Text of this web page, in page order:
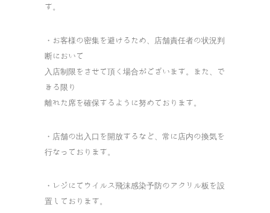
す。
・お客様の密集を避けるため、店舗責任者の状況判
断において
入店制限をさせて頂く場合がございます。また、で
きる限り
離れた席を確保するように努めております。
・店舗の出入口を開放するなど、常に店内の換気を
行なっております。
・レジにてウイルス飛沫感染予防のアクリル板を設
置しております。